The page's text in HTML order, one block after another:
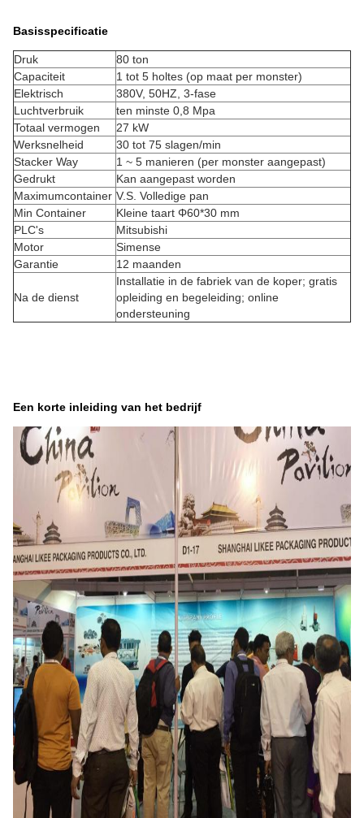
Basisspecificatie
Druk
80 ton
Capaciteit
1 tot 5 holtes (op maat per monster)
Elektrisch
380V, 50HZ, 3-fase
Luchtverbruik
ten minste 0,8 Mpa
Totaal vermogen
27 kW
Werksnelheid
30 tot 75 slagen/min
Stacker Way
1 ~ 5 manieren (per monster aangepast)
Gedrukt
Kan aangepast worden
Maximumcontainer V.S. Volledige pan
Min Container
Kleine taart Φ60*30 mm
PLC's
Mitsubishi
Motor
Simense
Garantie
12 maanden
Na de dienst
Installatie in de fabriek van de koper; gratis
opleiding en begeleiding; online
ondersteuning
Een korte inleiding van het bedrijf